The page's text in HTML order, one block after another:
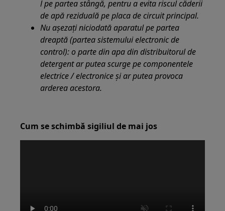
l pe partea stângă, pentru a evita riscul căderii
de apă reziduală pe placa de circuit principal.
Nu așezați niciodată aparatul pe partea
dreaptă (partea sistemului electronic de
control): o parte din apa din distribuitorul de
detergent ar putea scurge pe componentele
electrice / electronice și ar putea provoca
arderea acestora.
Cum se schimbă sigiliul de mai jos